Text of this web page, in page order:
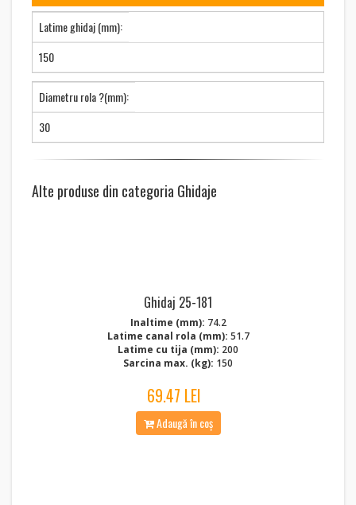
Latime ghidaj (mm):
150
Diametru rola ?(mm):
30
Alte produse din categoria Ghidaje
Ghidaj 25-181
Inaltime (mm): 74.2
Latime canal rola (mm): 51.7
Latime cu tija (mm): 200
Sarcina max. (kg): 150
69.47 LEI
Adaugă în coș